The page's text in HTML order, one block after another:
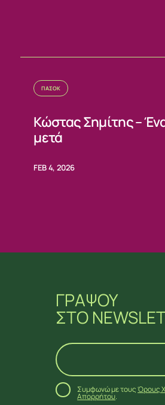
ΠΑΣΟΚ
Κώστας Σημίτης –
μετά
FEB 4, 2026
ΓΡΑΨΟΥ
ΣΤΟ
Συμφωνώ με τουςΌρους
Απορρήτου.